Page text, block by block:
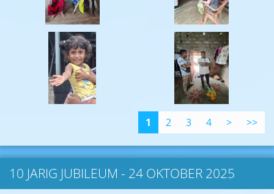
1 2 3 4 > >>
10 JARIG JUBILEUM - 24 OKTOBER 2025